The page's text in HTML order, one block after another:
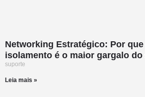
Networking Estratégico: Por que
isolamento é o maior gargalo
suporte
Leia mais »